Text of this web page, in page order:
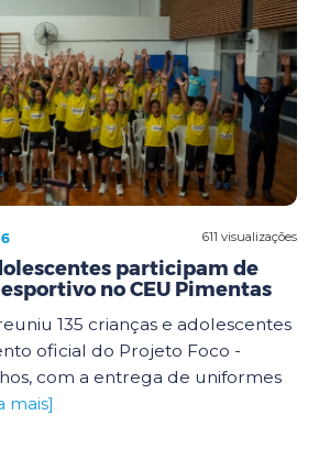
611 visualizações
participam de
no CEU Pimentas
135 crianças e adolescentes
oficial do Projeto Foco -
com a entrega de uniformes
mais]